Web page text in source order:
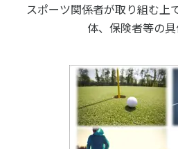
スポーツ関係者が取り組む上
体、保険者等の